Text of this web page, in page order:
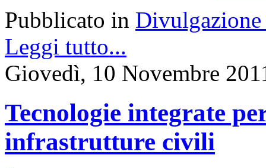
Pubblicato in
Leggi tutto...
Giovedì, 10 Novembre
Tecnologie integrate
infrastrutture civili